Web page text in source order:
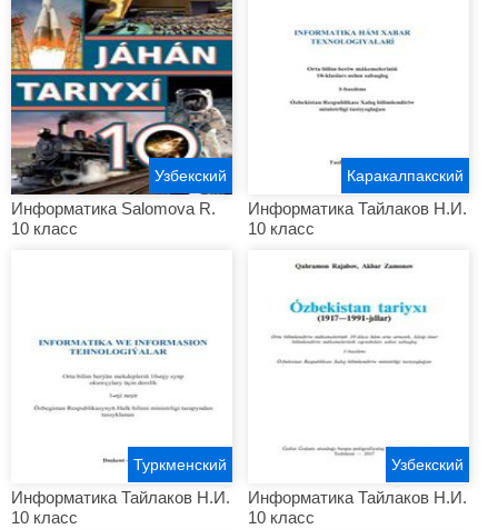
Информатика Salomova R.
10 класс
Узбекский
Информатика Тайлаков Н.И.
10 класс
Каракалпакский
Информатика Тайлаков Н.И.
10 класс
Туркменский
Информатика Тайлаков Н.И.
10 класс
Узбекский